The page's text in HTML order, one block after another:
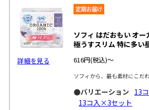
詳細を見る
ソフィ はだおもい オ
極うすスリム 特に多い
616円(税込)～
ソフィから、最も素材にこだ
●バリエーション 13
13コ入×3セット